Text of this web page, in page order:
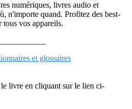
numériques, livres audio et
n'importe quand. Profitez des best-
tous vos appareils.
et glossaires
livre en cliquant sur le lien ci-